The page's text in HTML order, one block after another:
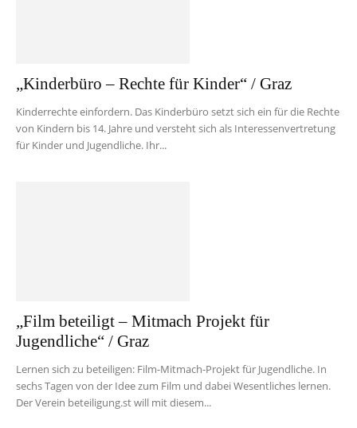
„Kinderbüro – Rechte für Kinder“ / Graz
Kinderrechte einfordern. Das Kinderbüro setzt sich ein für die Rechte
von Kindern bis 14. Jahre und versteht sich als Interessenvertretung
für Kinder und Jugendliche. Ihr...
„Film beteiligt – Mitmach Projekt für
Jugendliche“ / Graz
Lernen sich zu beteiligen: Film-Mitmach-Projekt für Jugendliche. In
sechs Tagen von der Idee zum Film und dabei Wesentliches lernen.
Der Verein beteiligung.st will mit diesem...